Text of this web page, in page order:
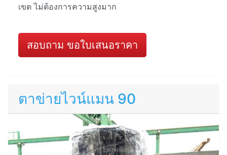
เขต ไม่ต้องการความสูงมาก
สอบถาม ขอใบเสนอราคา
ตาข่ายไวน์แมน 90